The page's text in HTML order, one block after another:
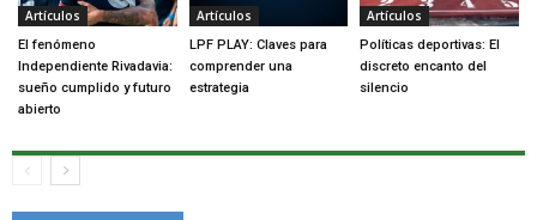
Artículos
El fenómeno
Independiente Rivadavia:
sueño cumplido y futuro
abierto
Artículos
LPF PLAY: Claves para
comprender una
estrategia
Artículos
Políticas deportivas: El
discreto encanto del
silencio